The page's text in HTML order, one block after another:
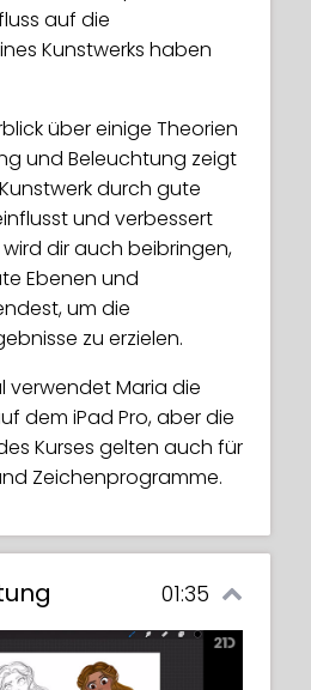
eine bestimmte
mehr als eine, das
um einige
zu erzeugen
in sozialen
vergiss nicht,
zu markieren! Du
allem, hab Spaß!
auf die
Kunstwerks haben
über einige Theorien
und Beleuchtung zeigt
durch gute
und verbessert
dir auch beibringen,
Ebenen und
um die
zu erzielen.
verwendet Maria die
dem iPad Pro, aber die
Kurses gelten auch für
Zeichenprogramme.
01:35